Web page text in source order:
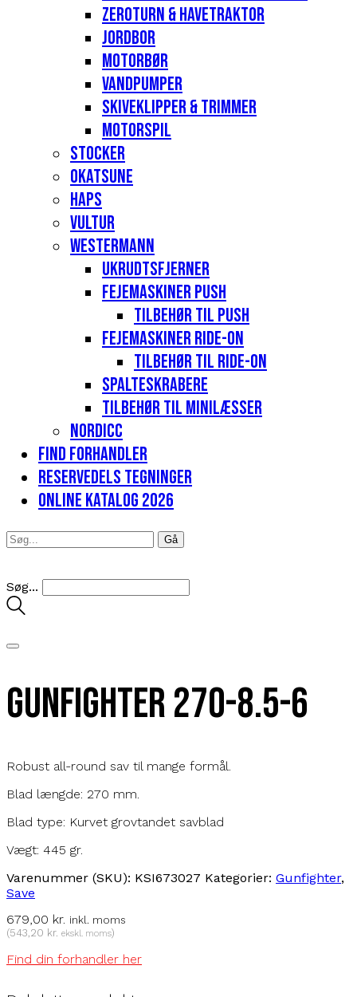
Zeroturn & havetraktor
Jordbor
Motorbør
Vandpumper
Skiveklipper & Trimmer
Motorspil
Stocker
Okatsune
Haps
Vultur
Westermann
Ukrudtsfjerner
Fejemaskiner Push
Tilbehør til push
Fejemaskiner Ride-on
Tilbehør til Ride-on
Spalteskrabere
Tilbehør til minilæsser
Nordicc
Find forhandler
Reservedels tegninger
Online katalog 2026
Søg...
Gunfighter 270-8.5-6
Robust all-round sav til mange formål.
Blad længde: 270 mm.
Blad type: Kurvet grovtandet savblad
Vægt: 445 gr.
Varenummer (SKU): KSI673027 Kategorier: Gunfighter,
Save
679,00 kr. inkl. moms
(543,20 kr. ekskl. moms)
Find din forhandler her